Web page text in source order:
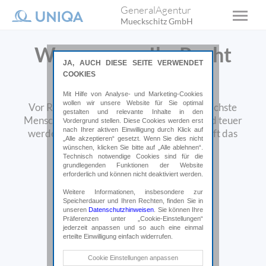
GeneralAgentur
Mueckschitz GmbH
Wenn es um Ihr Recht
Vor Rechtsstreitigkeiten ist auch der friedlichste
Mensch nicht gefeit. Das kann belastend und teuer
werden. Eine Rechtsschutzversicherung hilft das
finanzielle Risiko zu minimieren.
Online abschließen*
*Weiterleitung auf uniqa.at
JA, AUCH DIESE SEITE VERWENDET
COOKIES
Mit Hilfe von Analyse- und Marketing-Cookies
wollen wir unsere Website für Sie optimal
gestalten und relevante Inhalte in den
Vordergrund stellen. Diese Cookies werden erst
nach Ihrer aktiven Einwilligung durch Klick auf
„Alle akzeptieren“ gesetzt. Wenn Sie dies nicht
wünschen, klicken Sie bitte auf „Alle ablehnen“.
Technisch notwendige Cookies sind für die
grundlegenden Funktionen der Website
erforderlich und können nicht deaktiviert werden.
Weitere Informationen, insbesondere zur
Speicherdauer und Ihren Rechten, finden Sie in
unserenDatenschutzhinweisen . Sie können Ihre
Präferenzen unter „Cookie-Einstellungen“
jederzeit anpassen und so auch eine einmal
erteilte Einwilligung einfach widerrufen.
Technische Cookies
Cookie Einstellungen anpassen